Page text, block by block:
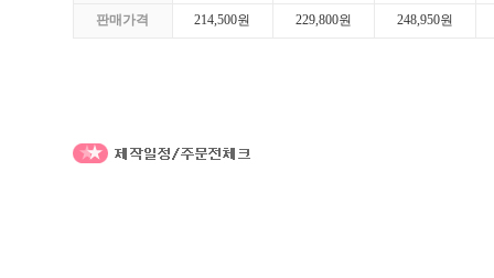
판매가격 214,500원 229,800원 248,950원